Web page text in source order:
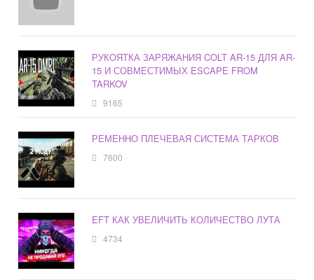
РУКОЯТКА ЗАРЯЖАНИЯ COLT AR-15 ДЛЯ AR-
15 И СОВМЕСТИМЫХ ESCAPE FROM
TARKOV
9165
РЕМЕННО ПЛЕЧЕВАЯ СИСТЕМА ТАРКОВ
7600
EFT КАК УВЕЛИЧИТЬ КОЛИЧЕСТВО ЛУТА
4734